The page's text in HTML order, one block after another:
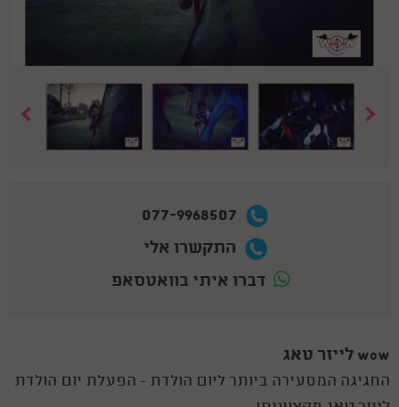
077-9968507
התקשרו אלי
דברו איתי בוואטסאפ
wow לייזר טאג
החגיגה המסעירה ביותר ליום הולדת - הפעלת יום הולדת